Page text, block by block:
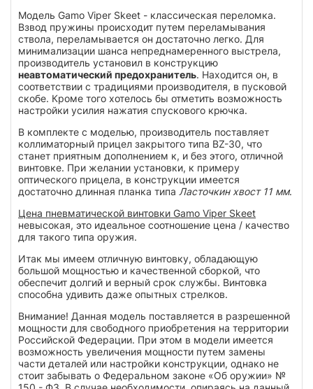
Модель Gamo Viper Skeet - классическая переломка.
Взвод пружины происходит путем переламывания
ствола, переламывается он достаточно легко. Для
минимализации шанса непреднамеренного выстрела,
производитель установил в конструкцию
неавтоматический предохранитель. Находится он, в
соответствии с традициями производителя, в пусковой
скобе. Кроме того хотелось бы отметить возможность
настройки усилия нажатия спускового крючка.
В комплекте с моделью, производитель поставляет
коллиматорный прицел закрытого типа BZ-30, что
станет приятным дополнением к, и без этого, отличной
винтовке. При желании установки, к примеру
оптического прицела, в конструкции имеется
достаточно длинная планка типа Ласточкин хвост 11 мм.
Цена пневматической винтовки Gamo Viper Skeet
невысокая, это идеальное соотношение цена / качество
для такого типа оружия.
Итак мы имеем отличную винтовку, обладающую
большой мощностью и качественной сборкой, что
обеспечит долгий и верный срок службы. Винтовка
способна удивить даже опытных стрелков.
Внимание! Данная модель поставляется в разрешенной
мощности для свободного приобретения на территории
Российской Федерации. При этом в модели имеется
возможность увеличения мощности путем замены
части деталей или настройки конструкции, однако не
стоит забывать о Федеральном законе «Об оружии» №